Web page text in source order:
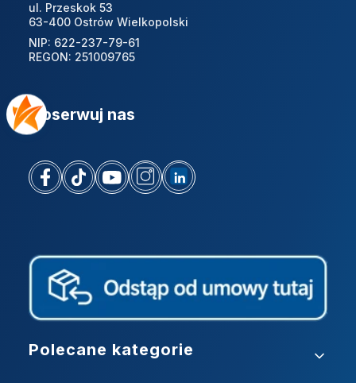
ul. Przeskok 53
63-400 Ostrów Wielkopolski
NIP: 622-237-79-61
REGON: 251009765
Obserwuj nas
Linki w stopce
Polecane kategorie